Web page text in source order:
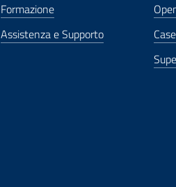
Formazione
Assistenza e Supporto